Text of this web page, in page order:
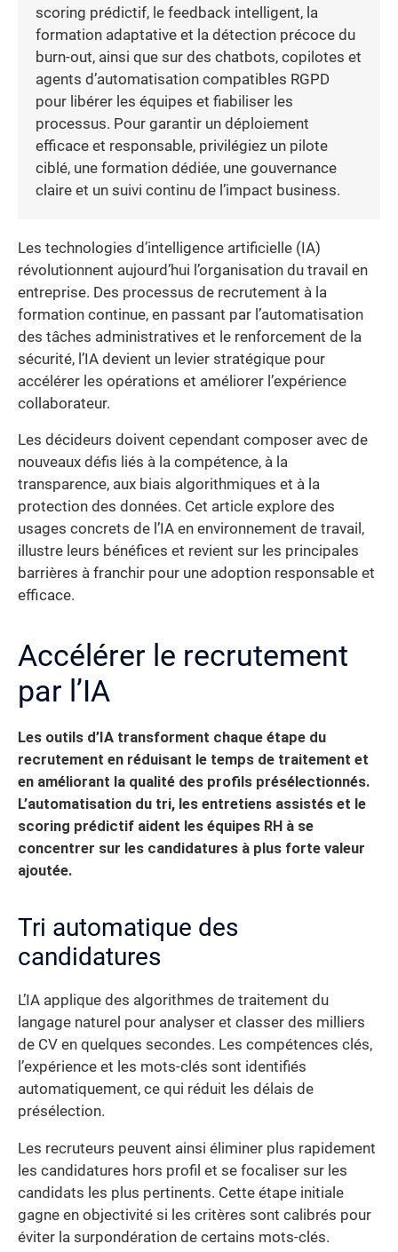
scoring prédictif, le feedback intelligent, la
formation adaptative et la détection précoce du
burn-out, ainsi que sur des chatbots, copilotes et
agents d’automatisation compatibles RGPD
pour libérer les équipes et fiabiliser les
processus. Pour garantir un déploiement
efficace et responsable, privilégiez un pilote
ciblé, une formation dédiée, une gouvernance
claire et un suivi continu de l’impact business.
Les technologies d’intelligence artificielle (IA)
révolutionnent aujourd’hui l’organisation du travail en
entreprise. Des processus de recrutement à la
formation continue, en passant par l’automatisation
des tâches administratives et le renforcement de la
sécurité, l’IA devient un levier stratégique pour
accélérer les opérations et améliorer l’expérience
collaborateur.
Les décideurs doivent cependant composer avec de
nouveaux défis liés à la compétence, à la
transparence, aux biais algorithmiques et à la
protection des données. Cet article explore des
usages concrets de l’IA en environnement de travail,
illustre leurs bénéfices et revient sur les principales
barrières à franchir pour une adoption responsable et
efficace.
Accélérer le recrutement
par l’IA
Les outils d’IA transforment chaque étape du
recrutement en réduisant le temps de traitement et
en améliorant la qualité des profils présélectionnés.
L’automatisation du tri, les entretiens assistés et le
scoring prédictif aident les équipes RH à se
concentrer sur les candidatures à plus forte valeur
ajoutée.
Tri automatique des
candidatures
L’IA applique des algorithmes de traitement du
langage naturel pour analyser et classer des milliers
de CV en quelques secondes. Les compétences clés,
l’expérience et les mots-clés sont identifiés
automatiquement, ce qui réduit les délais de
présélection.
Les recruteurs peuvent ainsi éliminer plus rapidement
les candidatures hors profil et se focaliser sur les
candidats les plus pertinents. Cette étape initiale
gagne en objectivité si les critères sont calibrés pour
éviter la surpondération de certains mots-clés.